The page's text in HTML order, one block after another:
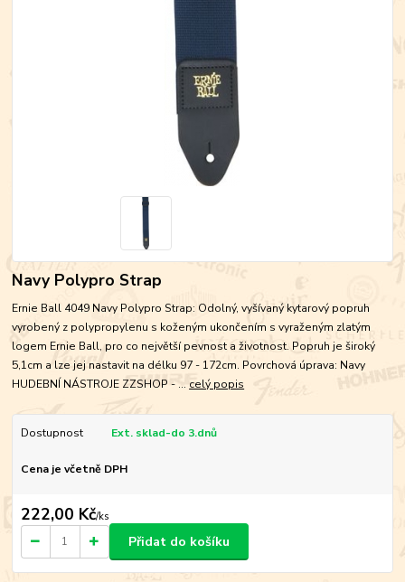
Navy Polypro Strap
Ernie Ball 4049 Navy Polypro Strap: Odolný, vyšívaný kytarový popruh
vyrobený z polypropylenu s koženým ukončením s vyraženým zlatým
logem Ernie Ball, pro co největší pevnost a životnost. Popruh je široký
5,1cm a lze jej nastavit na délku 97 - 172cm. Povrchová úprava: Navy
HUDEBNÍ NÁSTROJE ZZSHOP - ... celý popis
Dostupnost Ext. sklad-do 3.dnů
Cena je včetně DPH
222,00 Kč/ks
Přidat do košíku